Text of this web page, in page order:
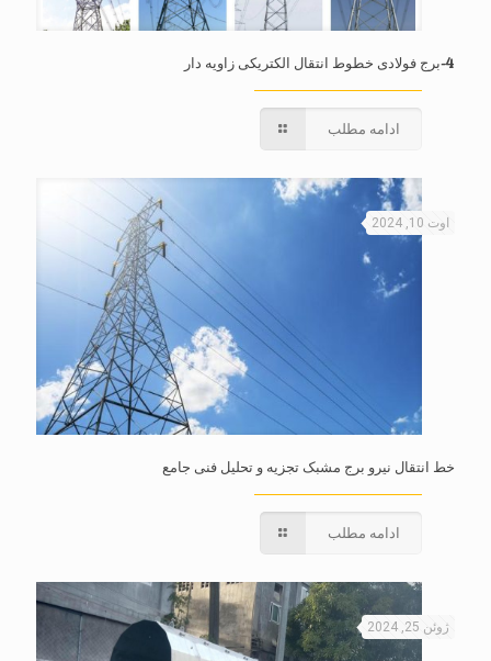
4-برج فولادی خطوط انتقال الکتریکی زاویه دار
ادامه مطلب
اوت 10, 2024
خط انتقال نیرو برج مشبک تجزیه و تحلیل فنی جامع
ادامه مطلب
ژوئن 25, 2024